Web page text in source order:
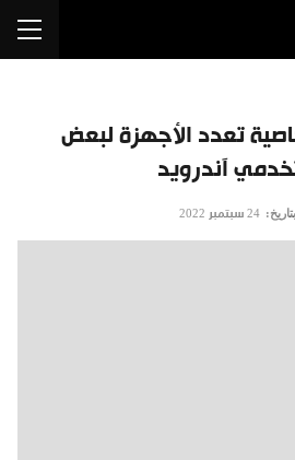
تعدد الأجهزة لبعض
آندرويد
24 سبتمبر 2022